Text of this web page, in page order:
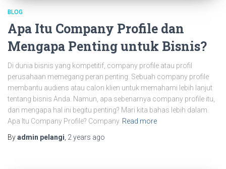
BLOG
Apa Itu Company Profile dan
Mengapa Penting untuk Bisnis?
Di dunia bisnis yang kompetitif, company profile atau profil
perusahaan memegang peran penting. Sebuah company profile
membantu audiens atau calon klien untuk memahami lebih lanjut
tentang bisnis Anda. Namun, apa sebenarnya company profile itu,
dan mengapa hal ini begitu penting? Mari kita bahas lebih dalam.
Apa Itu Company Profile? Company Read more
Byadmin pelangi, 2 years ago